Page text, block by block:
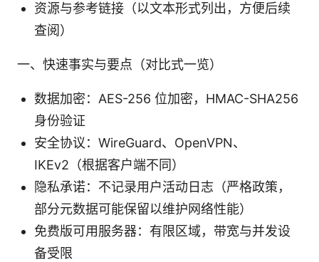
资源与参考链接（以文本形式列出，方便后续
查阅）
一、快速事实与要点（对比式一览）
数据加密：AES-256 位加密，HMAC-SHA256
身份验证
安全协议：WireGuard、OpenVPN、
IKEv2（根据客户端不同）
隐私承诺：不记录用户活动日志（严格政策，
部分元数据可能保留以维护网络性能）
免费版可用服务器：有限区域，带宽与并发设
备受限